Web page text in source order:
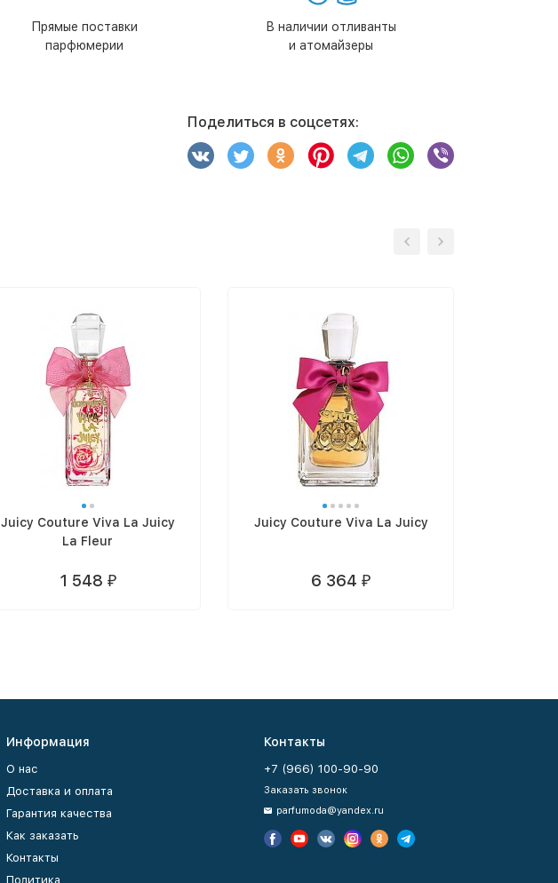
Прямые поставки
парфюмерии
В наличии отливанты
и атомайзеры
Поделиться в соцсетях:
Juicy Couture Viva La Juicy
La Fleur
1 548 ₽
Juicy Couture Viva La Juicy
6 364 ₽
Информация
О нас
Доставка и оплата
Гарантия качества
Как заказать
Контакты
Политика
Контакты
+7 (966) 100-90-90
Заказать звонок
parfumoda@yandex.ru